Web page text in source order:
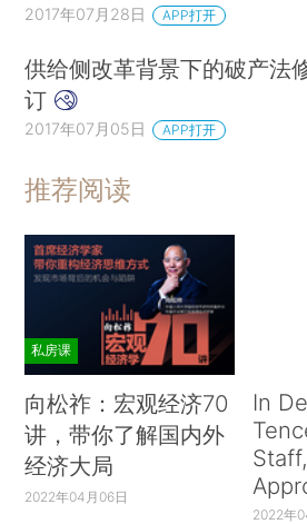
2017年07月28日 APP打开
供给侧改革背景下的破产法
订
2017年07月05日 APP打开
推荐阅读
私房课
向松祚：宏观经济70
讲，带你了解国内外
经济大局
2022年04月06日
In
2022年